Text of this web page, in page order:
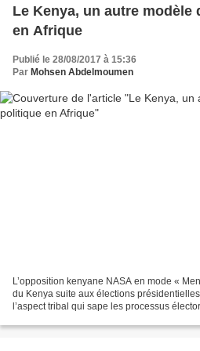
Le Kenya, un autre
en Afrique
Publié le 28/08/2017 à 15:36
Par Mohsen Abdelmoumen
L’opposition kenyane NASA en mode «
du Kenya suite aux élections
l’aspect tribal qui sape les processus